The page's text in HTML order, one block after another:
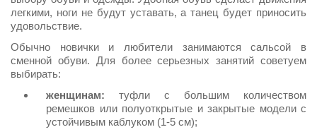
легкими, ноги не будут уставать, а танец будет приносить
удовольствие.
Обычно новички и любители занимаются сальсой в
сменной обуви. Для более серьезных занятий советуем
выбирать:
женщинам: туфли с большим количеством
ремешков или полуоткрытые и закрытые модели с
устойчивым каблуком (1-5 см);